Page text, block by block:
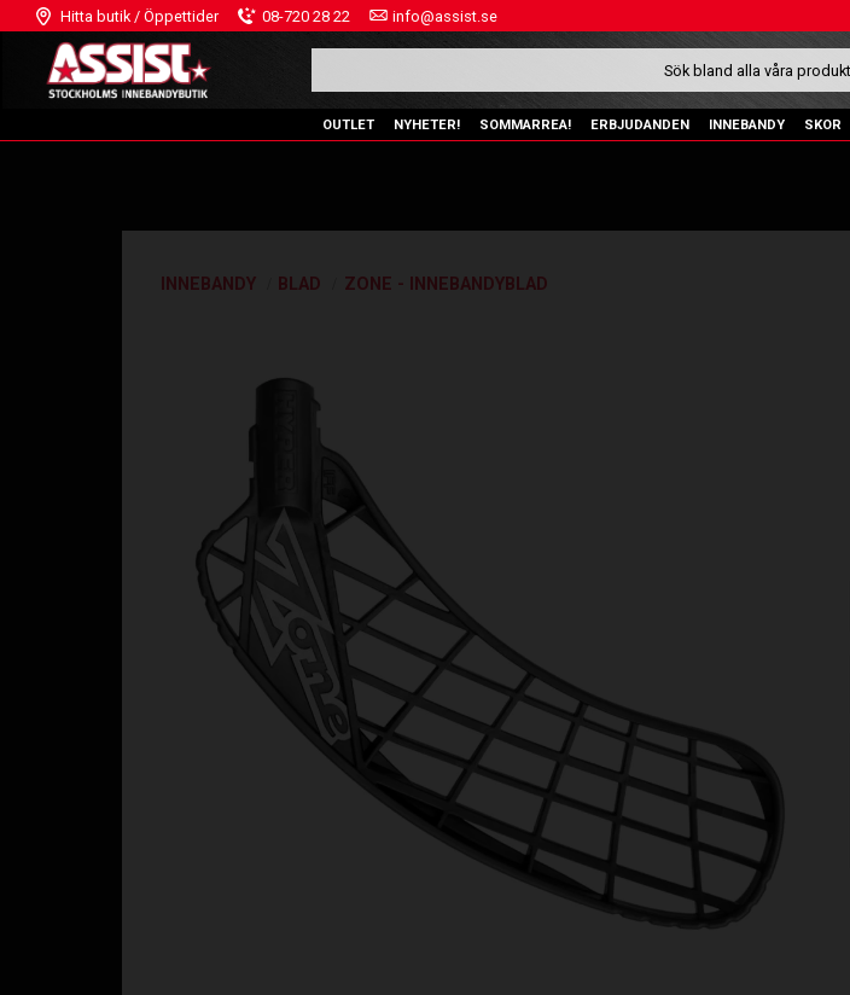
Hitta butik / Öppettider 08-720 28 22 info@assist.se
OUTLET NYHETER! SOMMARREA! ERBJUDANDEN INNEBANDY SKOR
INNEBANDY BLAD ZONE - INNEBANDYBLAD